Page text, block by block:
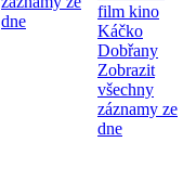
dne
film kino
Káčko
Dobřany
Zobrazit
všechny
záznamy ze
dne